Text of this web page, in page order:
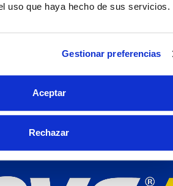
uso que haya hecho de sus servicios.
Gestionar preferencias
Aceptar
Rechazar